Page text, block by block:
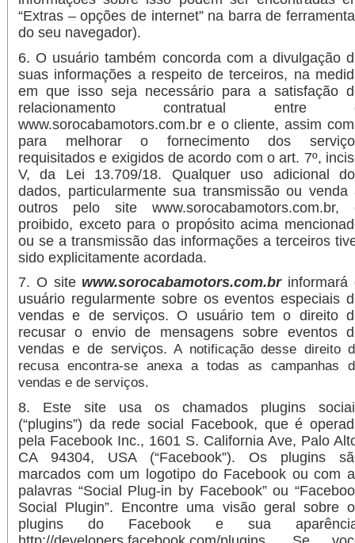
“Extras – opções de internet” na barra de
do seu navegador).
6. O usuário também concorda com a divulgação
suas informações a respeito de terceiros, na
em que isso seja necessário para a satisfação
relacionamento contratual entre
www.sorocabamotors.com.br e o cliente, assim
para melhorar o fornecimento dos
requisitados e exigidos de acordo com o art. 7º,
V, da Lei 13.709/18. Qualquer uso adicional
dados, particularmente sua transmissão ou venda
outros pelo site www.sorocabamotors.com.br,
proibido, exceto para o propósito acima
ou se a transmissão das informações a terceiros
sido explicitamente acordada.
7. O site www.sorocabamotors.com.brinformará
usuário regularmente sobre os eventos especiais
vendas e de serviços. O usuário tem o direito
recusar o envio de mensagens sobre eventos
vendas e de serviços. A notificação desse direito
recusa encontra-se anexa a todas as campanhas
vendas e de serviços.
8. Este site usa os chamados plugins
(“plugins”) da rede social Facebook, que é
pela Facebook Inc., 1601 S. California Ave, Palo
CA 94304, USA (“Facebook”). Os plugins
marcados com um logotipo do Facebook ou com
palavras “Social Plug-in by Facebook” ou
Social Plugin”. Encontre uma visão geral sobre
plugins do Facebook e sua